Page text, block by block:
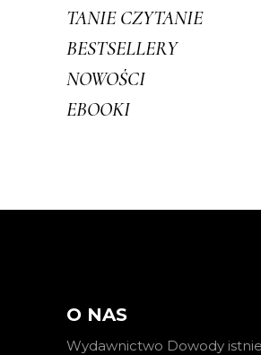
TANIE CZYTANIE
BESTSELLERY
NOWOŚCI
EBOOKI
O NAS
Wydawnictwo Dowody